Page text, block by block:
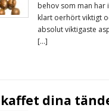
behov som man har
klart oerhört viktigt
absolut viktigaste
[…]
kaffet dina